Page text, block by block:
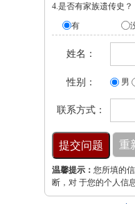
4.是否有家族遗传史？
有
姓名：
性别： 男
联系方式：
温馨提示： 您所填的
断，对 于您的个人信